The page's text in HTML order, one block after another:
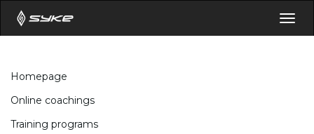
Homepage
Online coachings
Training programs